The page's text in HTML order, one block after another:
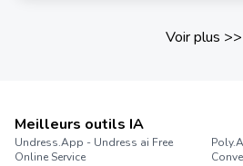
Voir plus >>
Meilleurs outils IA
Undress.App - Undress ai Free
Online Service